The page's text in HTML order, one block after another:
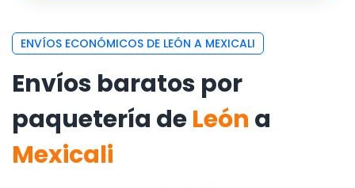
ENVÍOS ECONÓMICOS DE LEÓN A MEXICALI
Envíos baratos por
paquetería deLeón a
Mexicali